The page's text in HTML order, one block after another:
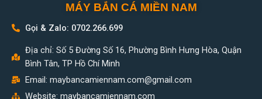
MÁY BẮN CÁ MIỀN NAM
Gọi & Zalo: 0702.266.699
Địa chỉ: Số 5 Đường Số 16, Phường Bình Hưng Hòa, Quận
Bình Tân, TP Hồ Chí Minh
Email: maybancamiennam.com@gmail.com
Website: maybancamiennam.com